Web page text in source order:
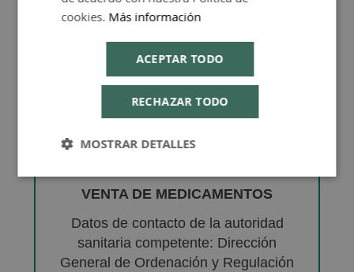
VENTA DE MEDICAMENTOS
Datos de contacto de la autoridad
sanitaria competente: Dirección
General de Ordenación y Regulación
cookies. Más información
ACEPTAR TODO
RECHAZAR TODO
MOSTRAR DETALLES